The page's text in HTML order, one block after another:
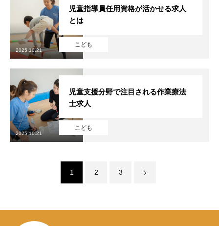
採用を知る
こども
児童指導員任用資格が活かせる求人
とは
2025.10.21
こども
児童支援分野で注目される作業療法
士求人
2025.10.21
1 2 3